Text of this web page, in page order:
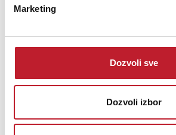
Marketing
Dozvoli sve
Dozvoli izbor
23.880,00RSD